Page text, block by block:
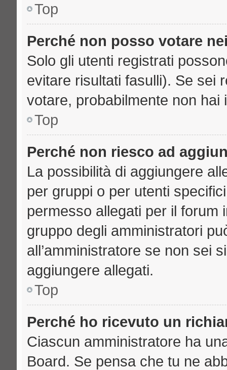
Top
Perché non posso votare
Solo gli utenti registrati
evitare risultati fasulli). Se sei
votare, probabilmente non hai
Top
Perché non riesco ad
La possibilità di aggiungere
per gruppi o per utenti
permesso allegati per il forum
gruppo degli amministratori
all’amministratore se non sei
aggiungere allegati.
Top
Perché ho ricevuto un
Ciascun amministratore ha
Board. Se pensa che tu ne